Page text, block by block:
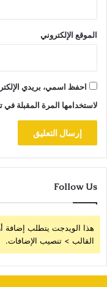
الموقع الإلكتروني
احفظ اسمي، بريدي
لاستخدامها المرة المقبلة في
Follow Us
هذا الويدجت يتطلب إضافة
القالب > تنصيب الإضافات.